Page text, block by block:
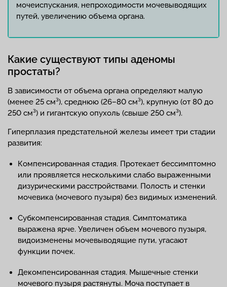
мочеиспускания, непроходимости мочевыводящих
путей, увеличению объема органа.
Какие существуют типы аденомы
простаты?
В зависимости от объема органа определяют малую
(менее 25 см³), среднюю (26–80 см³), крупную (от 80 до
250 см³) и гигантскую опухоль (свыше 250 см³).
Гиперплазия предстательной железы имеет три стадии
развития:
Компенсированная стадия. Протекает бессимптомно
или проявляется несколькими слабо выраженными
дизурическими расстройствами. Полость и стенки
мочевика (мочевого пузыря) без видимых изменений.
Субкомпенсированная стадия. Симптоматика
выражена ярче. Увеличен объем мочевого пузыря,
видоизменены мочевыводящие пути, угасают
функции почек.
Декомпенсированная стадия. Мышечные стенки
мочевого пузыря растянуты. Моча поступает в